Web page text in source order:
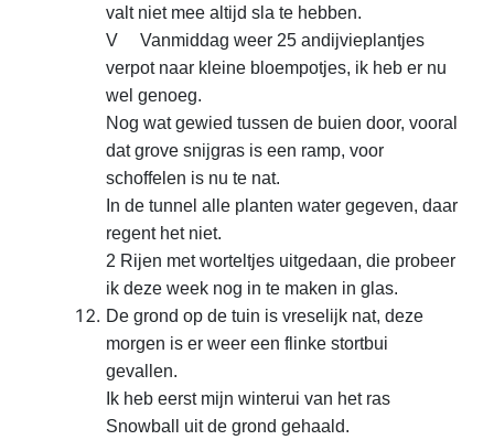
valt niet mee altijd sla te hebben.
V Vanmiddag weer 25 andijvieplantjes
verpot naar kleine bloempotjes, ik heb er nu
wel genoeg.
Nog wat gewied tussen de buien door, vooral
dat grove snijgras is een ramp, voor
schoffelen is nu te nat.
In de tunnel alle planten water gegeven, daar
regent het niet.
2 Rijen met worteltjes uitgedaan, die probeer
ik deze week nog in te maken in glas.
De grond op de tuin is vreselijk nat, deze
morgen is er weer een flinke stortbui
gevallen.
Ik heb eerst mijn winterui van het ras
Snowball uit de grond gehaald.